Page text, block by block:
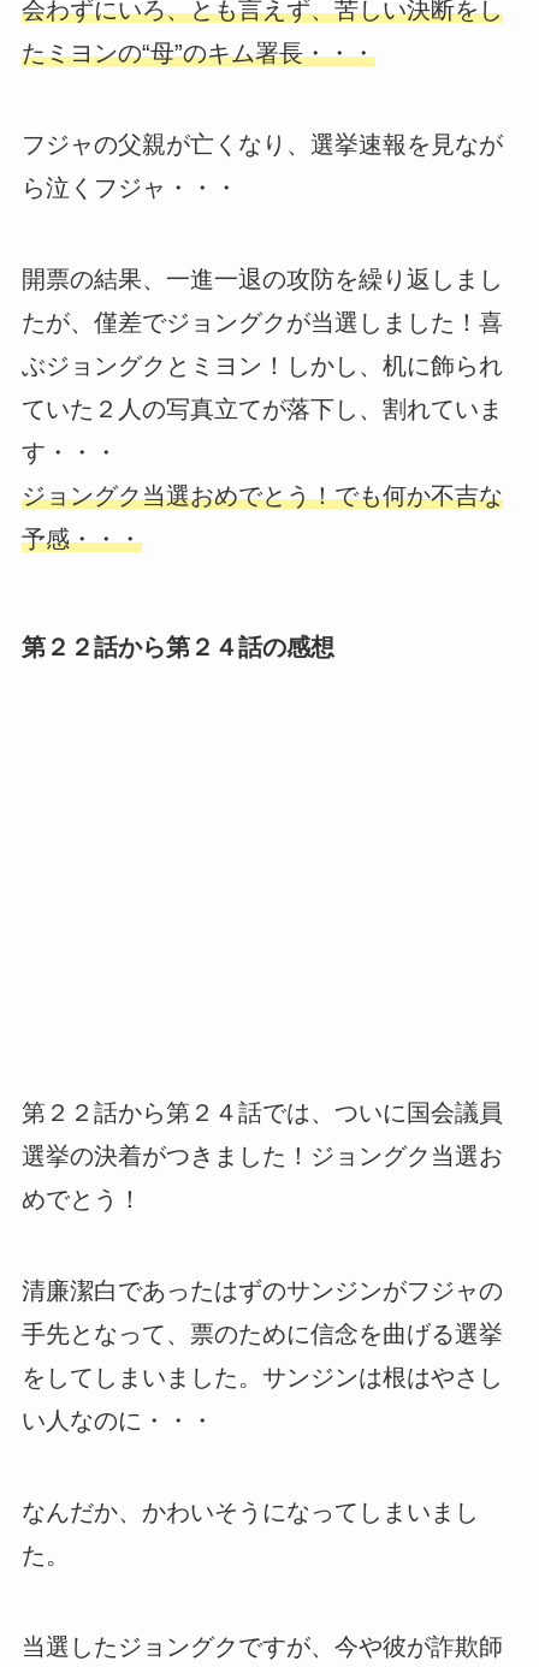
会わずにいろ、とも言えず、苦しい決断をし
たミヨンの“母”のキム署長・・・
フジャの父親が亡くなり、選挙速報を見なが
ら泣くフジャ・・・
開票の結果、一進一退の攻防を繰り返しまし
たが、僅差でジョングクが当選しました！喜
ぶジョングクとミヨン！しかし、机に飾られ
ていた２人の写真立てが落下し、割れていま
す・・・
ジョングク当選おめでとう！でも何か不吉な
予感・・・
第２２話から第２４話の感想
第２２話から第２４話では、ついに国会議員
選挙の決着がつきました！ジョングク当選お
めでとう！
清廉潔白であったはずのサンジンがフジャの
手先となって、票のために信念を曲げる選挙
をしてしまいました。サンジンは根はやさし
い人なのに・・・
なんだか、かわいそうになってしまいまし
た。
当選したジョングクですが、今や彼が詐欺師